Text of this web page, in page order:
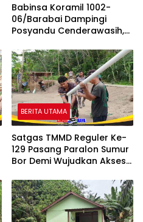
Babinsa Koramil 1002-
06/Barabai Dampingi
Posyandu Cenderawasih,
Stunting
BERITA UTAMA
Satgas TMMD Reguler Ke-
129 Pasang Paralon Sumur
Bor Demi Wujudkan Akses